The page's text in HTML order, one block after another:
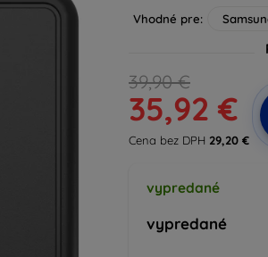
Vhodné pre:
39,90 €
35,92 €
Cena bez DPH 29,20 €
vypredané
vypredané